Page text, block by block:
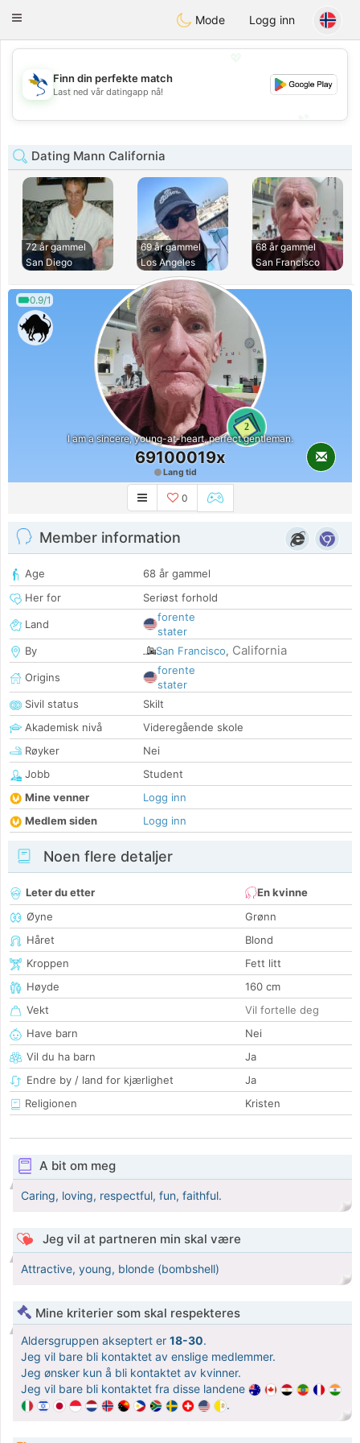
SvenskaDating
Toggle
Mode Logg inn
💖
💕
Finn din perfekte match
Last ned vår datingapp nå!
Dating Mann California
72 år gammel
San Diego
69 år gammel
Los Angeles
68 år gammel
San Francisco
0.9/1
2
I am a sincere, young-at-heart, perfect gentleman.
69100019x
Lang tid
0
Member information
Age
68 år gammel
Her for
Seriøst forhold
Land
forente
stater
By
San Francisco, California
Origins
forente
stater
Sivil status
Skilt
Akademisk nivå
Videregående skole
Røyker
Nei
Jobb
Student
Mine venner
Logg inn
Medlem siden
Logg inn
Noen flere detaljer
Leter du etter
En kvinne
Øyne
Grønn
Håret
Blond
Kroppen
Fett litt
Høyde
160 cm
Vekt
Vil fortelle deg
Have barn
Nei
Vil du ha barn
Ja
Endre by / land for kjærlighet
Ja
Religionen
Kristen
A bit om meg
Caring, loving, respectful, fun, faithful.
Jeg vil at partneren min skal være
Attractive, young, blonde (bombshell)
Mine kriterier som skal respekteres
Aldersgruppen akseptert er 18-30.
Jeg vil bare bli kontaktet av enslige medlemmer.
Jeg ønsker kun å bli kontaktet av kvinner.
Jeg vil bare bli kontaktet fra disse landene
.